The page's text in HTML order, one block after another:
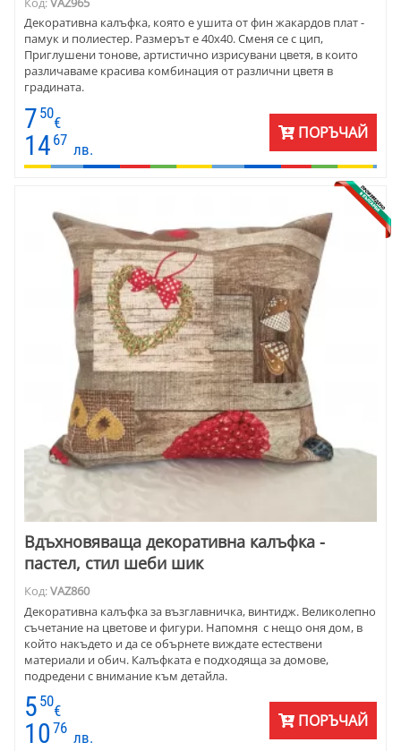
Декоративна калъфка, която е ушита от фин жакардов плат -
памук и полиестер. Размерът е 40х40. Сменя се с цип,
Приглушени тонове, артистично изрисувани цветя, в които
различаваме красива комбинация от различни цветя в
градината.
7 50
€
14 67
лв.
ПОРЪЧАЙ
Вдъхновяваща декоративна калъфка -
пастел, стил шеби шик
Код:VAZ860
Декоративна калъфка за възглавничка, винтидж. Великолепно
съчетание на цветове и фигури. Напомня с нещо оня дом, в
който накъдето и да се обърнете виждате естествени
материали и обич. Калъфката е подходяща за домове,
подредени с внимание към детайла.
5 50
€
1076
лв.
ПОРЪЧАЙ